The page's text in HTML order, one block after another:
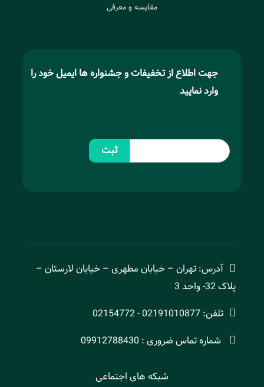
مقایسه و معرفی
جهت اطلاع از تخفیفات و جشنواره ها ایمیل خود را
وارد نمایید
ثبت
آدرس: تهران – خیابان مطهری – خیابان لارستان –
پلاک 32- واحد 3
تلفن: 02191010877 - 02154772
شماره تماس ضروری : 09912788430
شبکه های اجتماعی